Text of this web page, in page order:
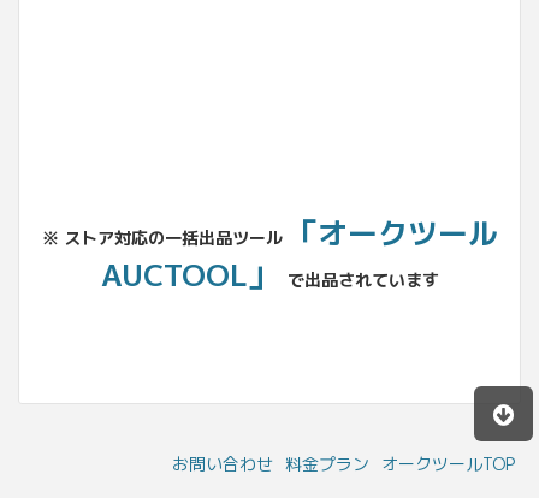
※ ストア対応の一括出品ツール
「オークツール
AUCTOOL」
で出品されています
お問い合わせ 料金プラン オークツールTOP